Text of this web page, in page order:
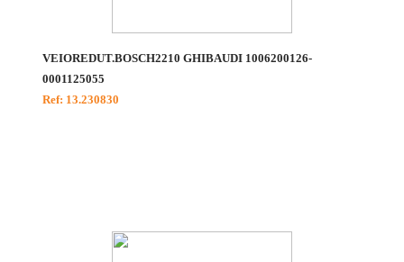
VEIOREDUT.BOSCH2210 GHIBAUDI 1006200126-
0001125055
Ref: 13.230830